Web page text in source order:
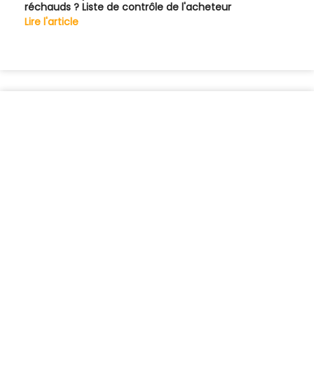
réchauds ? Liste de contrôle de l'acheteur
Lire l'article